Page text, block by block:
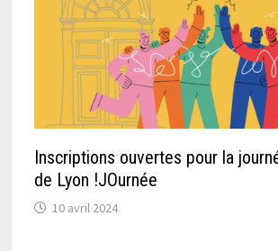
Inscriptions ouvertes pour la
de Lyon !JOurnée
10 avril 2024